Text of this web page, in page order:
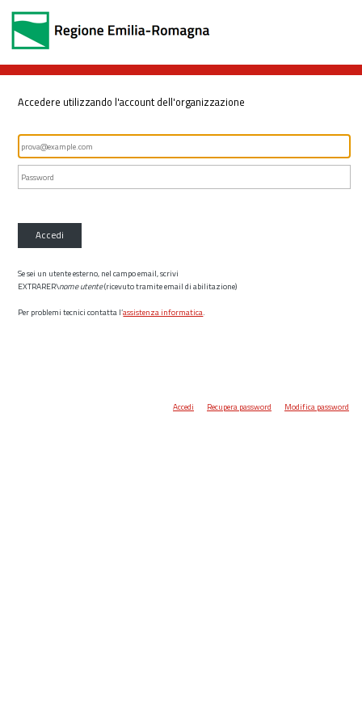
Accedere utilizzando l'account dell'organizzazione
Accedi
Se sei un utente esterno, nel campo email, scrivi
EXTRARER\nome utente(ricevuto tramite email di abilitazione)
Per problemi tecnici contatta l’assistenza informatica.
Accedi Recupera password Modifica password